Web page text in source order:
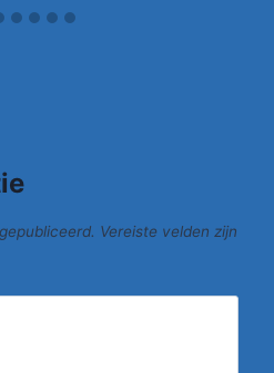
Vereiste velden zijn